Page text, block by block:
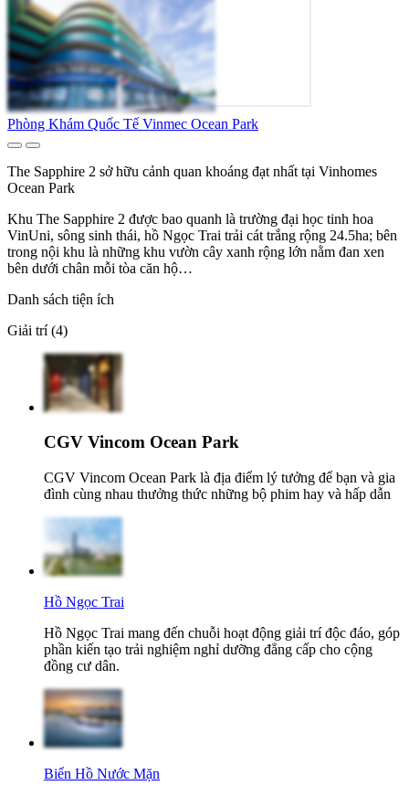
Phòng Khám Quốc Tế Vinmec Ocean Park
The Sapphire 2 sở hữu cảnh quan khoáng đạt nhất tại Vinhomes
Ocean Park
Khu The Sapphire 2 được bao quanh là trường đại học tinh hoa
VinUni, sông sinh thái, hồ Ngọc Trai trải cát trắng rộng 24.5ha; bên
trong nội khu là những khu vườn cây xanh rộng lớn nằm đan xen
bên dưới chân mỗi tòa căn hộ…
Danh sách tiện ích
Giải trí (4)
CGV Vincom Ocean Park
CGV Vincom Ocean Park là địa điểm lý tưởng để bạn và gia
đình cùng nhau thưởng thức những bộ phim hay và hấp dẫn
Hồ Ngọc Trai
Hồ Ngọc Trai mang đến chuỗi hoạt động giải trí độc đáo, góp
phần kiến tạo trải nghiệm nghỉ dưỡng đẳng cấp cho cộng
đồng cư dân.
Biển Hồ Nước Mặn